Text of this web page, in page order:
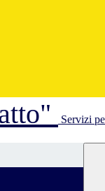
Servizi